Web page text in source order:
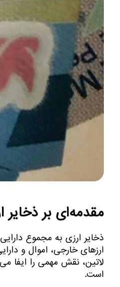
مقدمه‌ای بر
ذخایر ارزی به مجموع
ارزهای خارجی، اموال و
لاتین، نقش مهمی را ایفا
است.